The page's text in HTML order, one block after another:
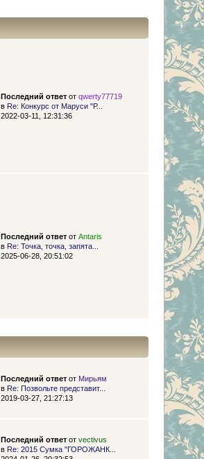
Последний ответот qwerty77719
в Re: Конкурс от Маруси "Р...
2022-03-11, 12:31:36
Последний ответот Antaris
в Re: Точка, точка, запята...
2025-06-28, 20:51:02
Последний ответот Мирьям
в Re: Позвольте представит...
2019-03-27, 21:27:13
Последний ответот vectivus
в Re: 2015 Сумка "ГОРОЖАНК...